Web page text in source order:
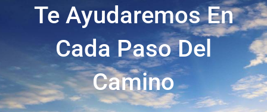
Te Ayudaremos En
Cada Paso Del
Camino